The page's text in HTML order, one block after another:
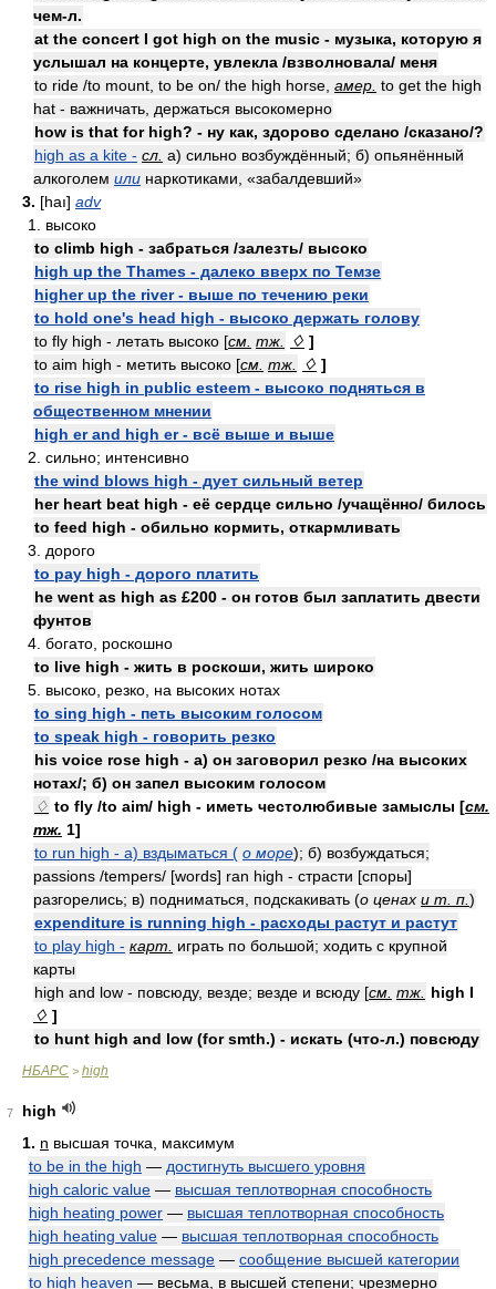
чем-л.
at the concert I got high on the music - музыка, которую я
услышал на концерте, увлекла /взволновала/ меня
to ride /to mount, to be on/ the high horse, амер. to get the high
hat - важничать, держаться высокомерно
how is that for high? - ну как, здорово сделано /сказано/?
high as a kite - сл. а) сильно возбуждённый; б) опьянённый
алкоголем или наркотиками, «забалдевший»
3. [haı] adv
1. высоко
to climb high - забраться /залезть/ высоко
high up the Thames - далеко вверх по Темзе
higher up the river - выше по течению реки
to hold one's head high - высоко держать голову
to fly high - летать высоко [см. тж. ♢ ]
to aim high - метить высоко [см. тж. ♢ ]
to rise high in public esteem - высоко подняться в
общественном мнении
high er and high er - всё выше и выше
2. сильно; интенсивно
the wind blows high - дует сильный ветер
her heart beat high - её сердце сильно /учащённо/ билось
to feed high - обильно кормить, откармливать
3. дорого
to pay high - дорого платить
he went as high as £200 - он готов был заплатить двести
фунтов
4. богато, роскошно
to live high - жить в роскоши, жить широко
5. высоко, резко, на высоких нотах
to sing high - петь высоким голосом
to speak high - говорить резко
his voice rose high - а) он заговорил резко /на высоких
нотах/; б) он запел высоким голосом
♢ to fly /to aim/ high - иметь честолюбивые замыслы [см.
тж. 1]
to run high - а) вздыматься ( о море); б) возбуждаться;
passions /tempers/ [words] ran high - страсти [споры]
разгорелись; в) подниматься, подскакивать (о ценах и т. п. )
expenditure is running high - расходы растут и растут
to play high - карт.
играть по большой; ходить с крупной
карты
high and low - повсюду, везде; везде и всюду [см. тж.
high I
♢ ]
to hunt high and low (for smth.) - искать (что-л.) повсюду
НБАРС > high
7
high
1. n высшая точка, максимум
to be in the high — достигнуть высшего уровня
high caloric value — высшая теплотворная способность
high heating power — высшая теплотворная способность
high heating value — высшая теплотворная способность
high precedence message — сообщение высшей категории
to high heaven — весьма, в высшей степени; чрезмерно